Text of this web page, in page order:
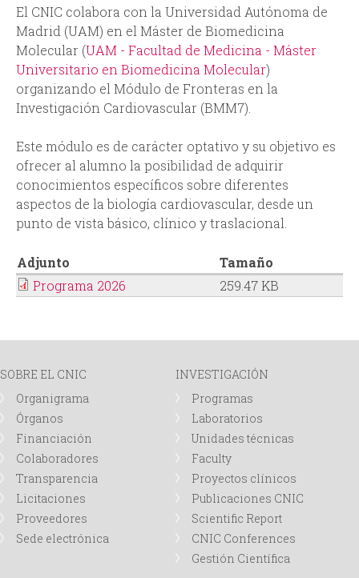
o
d
e
b
ú
s
q
e
d
a
n
c
p
a
El CNIC colabora con la Universidad Autónoma de
Madrid (UAM) en el Máster de Biomedicina
Molecular (UAM - Facultad de Medicina - Máster
Universitario en Biomedicina Molecular)
organizando el Módulo de Fronteras en la
Investigación Cardiovascular (BMM7).
Este módulo es de carácter optativo y su objetivo es
ofrecer al alumno la posibilidad de adquirir
conocimientos específicos sobre diferentes
aspectos de la biología cardiovascular, desde un
punto de vista básico, clínico y traslacional.
Adjunto
Tamaño
Programa 2026
259.47 KB
SOBRE EL CNIC
Organigrama
Órganos
Financiación
Colaboradores
Transparencia
Licitaciones
Proveedores
Sede electrónica
INVESTIGACIÓN
Programas
Laboratorios
Unidades técnicas
Faculty
Proyectos clínicos
Publicaciones CNIC
Scientific Report
CNIC Conferences
Gestión Científica